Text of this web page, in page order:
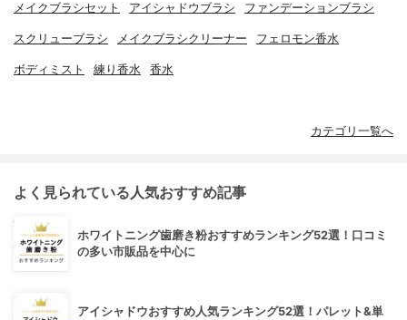
メイクブラシセット アイシャドウブラシ ファンデーションブラシ
スクリューブラシ メイクブラシクリーナー フェロモン香水
ボディミスト 練り香水 香水
カテゴリ一覧へ
よく見られている人気おすすめ記事
ホワイトニング歯磨き粉おすすめランキング52選！口コミ
の多い市販品を中心に
アイシャドウおすすめ人気ランキング52選！パレット&単